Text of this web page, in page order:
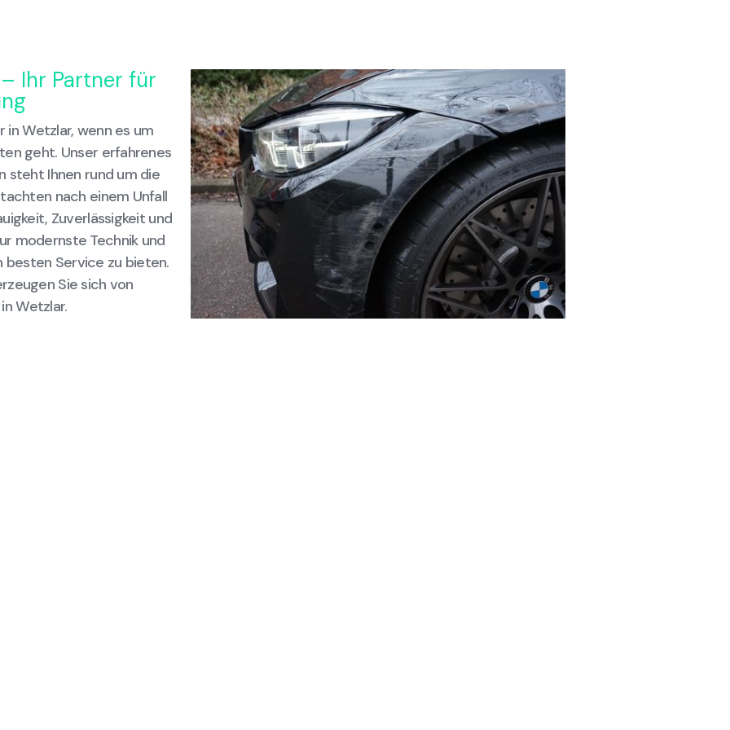
Ihr Partner für
Wetzlar, wenn es um
geht. Unser erfahrenes
steht Ihnen rund um die
nach einem Unfall
Zuverlässigkeit und
modernste Technik und
besten Service zu bieten.
Sie sich von
Wetzlar.